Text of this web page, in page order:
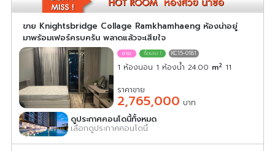
ขาย Knightsbridge Collage Ramkhamhaeng ห้องน่าอยู่
มาพร้อมเฟอร์ครบครัน พลาดแล้วจะเสียใจ
KC15-0181
1 ห้องนอน 1 ห้องน้ำ 24.00 m2 11
ราคาขาย
2,765,000 บาท
ดูประกาศคอนโดนี้ทั้งหมด
เลือกดูประกาศคอนโดนี้